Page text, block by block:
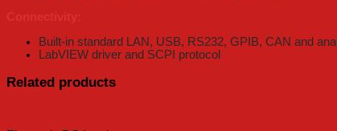
Built-in standard LAN, USB, RS232, GPIB, CAN and
LabVIEW driver and SCPI protocol
Related products